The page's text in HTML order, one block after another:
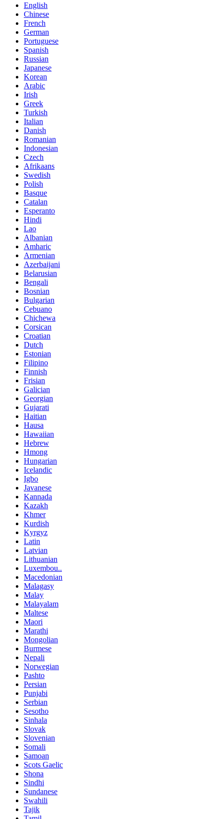
English
Chinese
French
German
Portuguese
Spanish
Russian
Japanese
Korean
Arabic
Irish
Greek
Turkish
Italian
Danish
Romanian
Indonesian
Czech
Afrikaans
Swedish
Polish
Basque
Catalan
Esperanto
Hindi
Lao
Albanian
Amharic
Armenian
Azerbaijani
Belarusian
Bengali
Bosnian
Bulgarian
Cebuano
Chichewa
Corsican
Croatian
Dutch
Estonian
Filipino
Finnish
Frisian
Galician
Georgian
Gujarati
Haitian
Hausa
Hawaiian
Hebrew
Hmong
Hungarian
Icelandic
Igbo
Javanese
Kannada
Kazakh
Khmer
Kurdish
Kyrgyz
Latin
Latvian
Lithuanian
Luxembou..
Macedonian
Malagasy
Malay
Malayalam
Maltese
Maori
Marathi
Mongolian
Burmese
Nepali
Norwegian
Pashto
Persian
Punjabi
Serbian
Sesotho
Sinhala
Slovak
Slovenian
Somali
Samoan
Scots Gaelic
Shona
Sindhi
Sundanese
Swahili
Tajik